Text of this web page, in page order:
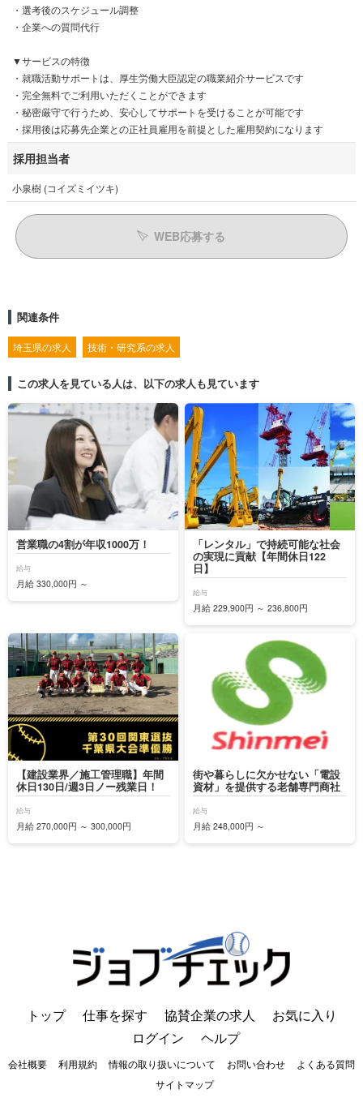
・選考後のスケジュール調整
・企業への質問代行
▼サービスの特徴
・就職活動サポートは、厚生労働大臣認定の職業紹介サービスです
・完全無料でご利用いただくことができます
・秘密厳守で行うため、安心してサポートを受けることが可能です
・採用後は応募先企業との正社員雇用を前提とした雇用契約になります
採用担当者
小泉樹 (コイズミイツキ)
WEB応募する
関連条件
埼玉県の求人 技術・研究系の求人
この求人を見ている人は、以下の求人も見ています
営業職の4割が年収1000万！
給与
月給 330,000円 ～
「レンタル」で持続可能な社会
の実現に貢献【年間休日122
日】
給与
月給 229,900円 ～ 236,800円
【建設業界／施工管理職】年間
休日130日/週3日ノー残業日！
給与
月給 270,000円 ～ 300,000円
街や暮らしに欠かせない「電設
資材」を提供する老舗専門商社
給与
月給 248,000円 ～
トップ 仕事を探す 協賛企業の求人
お気に入り
ログイン
ヘルプ
会社概要 利用規約 情報の取り扱いについて お問い合わせ
よくある質問
サイトマップ